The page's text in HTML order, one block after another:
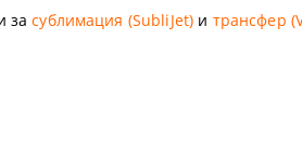
джет печат
засублимация (SubliJet) и трансфер